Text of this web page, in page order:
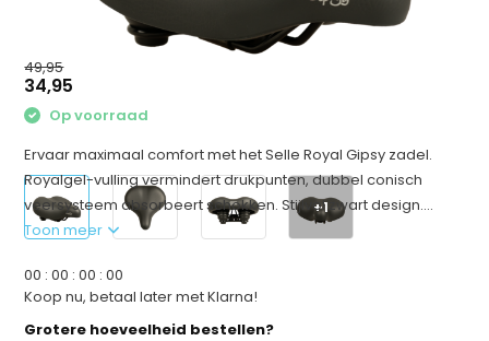
+1
49,95
34,95
Op voorraad
Ervaar maximaal comfort met het Selle Royal Gipsy zadel.
Royalgel-vulling vermindert drukpunten, dubbel conisch
veersysteem absorbeert schokken. Stijlvol zwart design....
Toon meer
00 :00 :00 :00
Koop nu, betaal later met Klarna!
Grotere hoeveelheid bestellen?